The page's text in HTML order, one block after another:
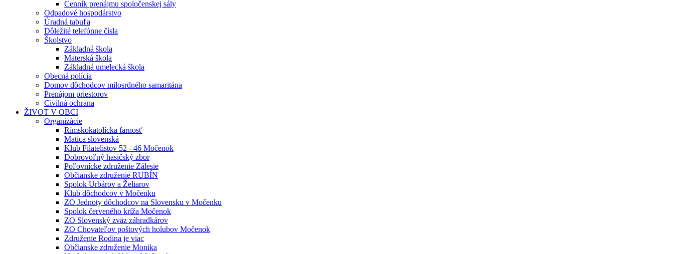
Cenník prenájmu spoločenskej sály
Odpadové hospodárstvo
Úradná tabuľa
Dôležité telefónne čísla
Školstvo
Základná škola
Materská škola
Základná umelecká škola
Obecná polícia
Domov dôchodcov milosrdného samaritána
Prenájom priestorov
Civilná ochrana
ŽIVOT V OBCI
Organizácie
Rímskokatolícka farnosť
Matica slovenská
Klub Filatelistov 52 - 46 Močenok
Dobrovoľný hasičský zbor
Poľovnícke združenie Zálesie
Občianske združenie RUBÍN
Spolok Urbárov a Želiarov
Klub dôchodcov v Močenku
ZO Jednoty dôchodcov na Slovensku v Močenku
Spolok červeného kríža Močenok
ZO Slovenský zväz záhradkárov
ZO Chovateľov poštových holubov Močenok
Združenie Rodina je viac
Občianske združenie Monika